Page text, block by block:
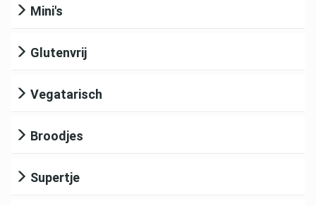
Mini's
Glutenvrij
Vegatarisch
Broodjes
Supertje